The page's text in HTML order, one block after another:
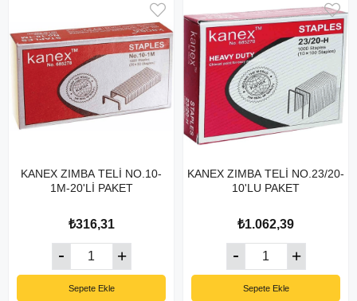
KANEX ZIMBA TELİ NO.10-
1M-20'Lİ PAKET
₺316,31
Sepete Ekle
KANEX ZIMBA TELİ NO.23/20-
10'LU PAKET
₺1.062,39
Sepete Ekle